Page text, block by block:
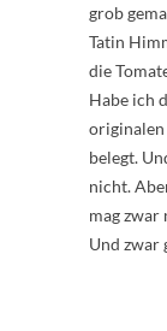
grob
Tatin
die
Habe ich
belegt.
nicht.
mag zwar
Und zwar